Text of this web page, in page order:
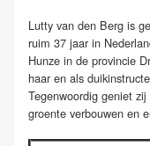
Lutty van den Berg is
ruim 37 jaar in
Hunze in de provincie
haar en als
Tegenwoordig geniet
groente verbouwen en